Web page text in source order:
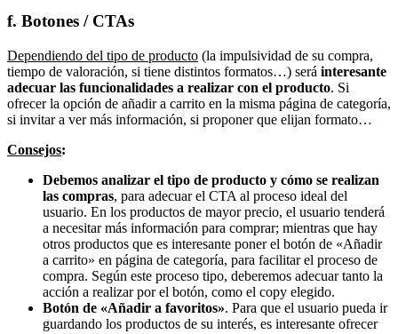
f. Botones / CTAs
Dependiendo del tipo de producto (la impulsividad de su compra,
tiempo de valoración, si tiene distintos formatos…) será interesante
adecuar las funcionalidades a realizar con el producto. Si
ofrecer la opción de añadir a carrito en la misma página de categoría,
si invitar a ver más información, si proponer que elijan formato…
Consejos:
Debemos analizar el tipo de producto y cómo se realizan
las compras, para adecuar el CTA al proceso ideal del
usuario. En los productos de mayor precio, el usuario tenderá
a necesitar más información para comprar; mientras que hay
otros productos que es interesante poner el botón de «Añadir
a carrito» en página de categoría, para facilitar el proceso de
compra. Según este proceso tipo, deberemos adecuar tanto la
acción a realizar por el botón, como el copy elegido.
Botón de «Añadir a favoritos». Para que el usuario pueda ir
guardando los productos de su interés, es interesante ofrecer